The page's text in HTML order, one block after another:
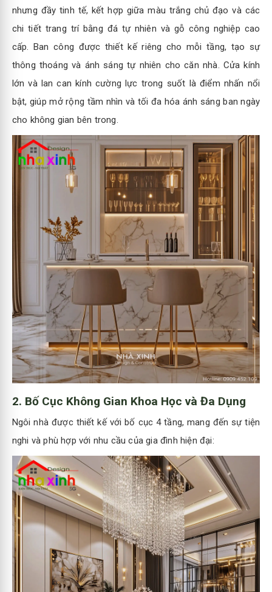
nhưng đầy tinh tế, kết hợp giữa màu trắng chủ đạo và các
chi tiết trang trí bằng đá tự nhiên và gỗ công nghiệp cao
cấp. Ban công được thiết kế riêng cho mỗi tầng, tạo sự
thông thoáng và ánh sáng tự nhiên cho căn nhà. Cửa kính
lớn và lan can kính cường lực trong suốt là điểm nhấn nổi
bật, giúp mở rộng tầm nhìn và tối đa hóa ánh sáng ban ngày
cho không gian bên trong.
2. Bố Cục Không Gian Khoa Học và Đa Dụng
Ngôi nhà được thiết kế với bố cục 4 tầng, mang đến sự tiện
nghi và phù hợp với nhu cầu của gia đình hiện đại: